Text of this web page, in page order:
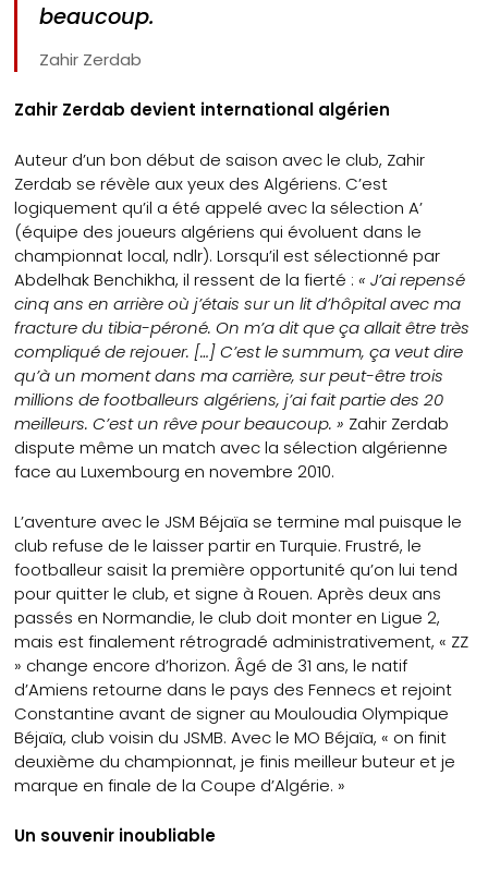
beaucoup.
Zahir Zerdab
Zahir Zerdab devient international algérien
Auteur d’un bon début de saison avec le club, Zahir
Zerdab se révèle aux yeux des Algériens. C’est
logiquement qu’il a été appelé avec la sélection A’
(équipe des joueurs algériens qui évoluent dans le
championnat local, ndlr). Lorsqu’il est sélectionné par
Abdelhak Benchikha, il ressent de la fierté :« J’ai repensé
cinq ans en arrière où j’étais sur un lit d’hôpital avec ma
fracture du tibia-péroné. On m’a dit que ça allait être très
compliqué de rejouer. […] C’est le summum, ça veut dire
qu’à un moment dans ma carrière, sur peut-être trois
millions de footballeurs algériens, j’ai fait partie des 20
meilleurs. C’est un rêve pour beaucoup. » Zahir Zerdab
dispute même un match avec la sélection algérienne
face au Luxembourg en novembre 2010.
L’aventure avec le JSM Béjaïa se termine mal puisque le
club refuse de le laisser partir en Turquie. Frustré, le
footballeur saisit la première opportunité qu’on lui tend
pour quitter le club, et signe à Rouen. Après deux ans
passés en Normandie, le club doit monter en Ligue 2,
mais est finalement rétrogradé administrativement, « ZZ
» change encore d’horizon. Âgé de 31 ans, le natif
d’Amiens retourne dans le pays des Fennecs et rejoint
Constantine avant de signer au Mouloudia Olympique
Béjaïa, club voisin du JSMB. Avec le MO Béjaïa, « on finit
deuxième du championnat, je finis meilleur buteur et je
marque en finale de la Coupe d’Algérie. »
Un souvenir inoubliable